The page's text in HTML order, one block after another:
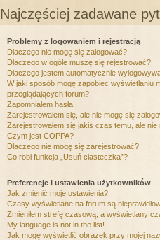
Najczęściej zadawane
Problemy z logowaniem i rejestracją
Dlaczego nie mogę się zalogować?
Dlaczego w ogóle muszę się rejestrować?
Dlaczego jestem automatycznie
W jaki sposób mogę zapobiec wyświetlaniu
przeglądających forum?
Zapomniałem hasła!
Zarejestrowałem się, ale nie mogę się
Zarejestrowałem się jakiś czas temu, ale
Czym jest COPPA?
Dlaczego nie mogę się zarejestrować?
Co robi funkcja „Usuń ciasteczka”?
Preferencje i ustawienia użytkowników
Jak zmienić moje ustawienia?
Czasy wyświetlane na forum są
Zmieniłem strefę czasową, a wyświetlany
My language is not in the list!
Jak mogę wyświetlić obrazek przy mojej